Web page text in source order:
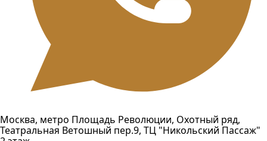
Москва, метро Площадь Революции, Охотный ряд,
Театральная Ветошный пер.9, ТЦ "Никольский Пассаж"